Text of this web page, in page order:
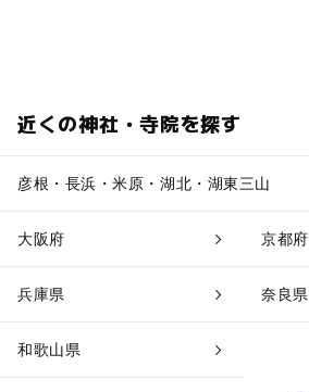
近くの神社・寺院を探す
彦根・長浜・米原・湖北・湖東三山
大阪府 京都府
兵庫県 奈良県
和歌山県